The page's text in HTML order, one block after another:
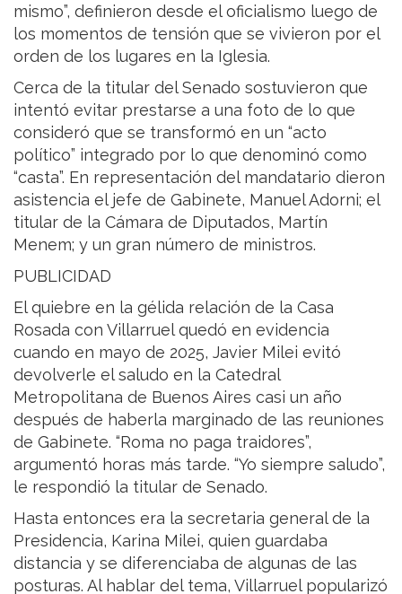
mismo”, definieron desde el oficialismo luego de
los momentos de tensión que se vivieron por el
orden de los lugares en la Iglesia.
Cerca de la titular del Senado sostuvieron que
intentó evitar prestarse a una foto de lo que
consideró que se transformó en un “acto
político” integrado por lo que denominó como
“casta”. En representación del mandatario dieron
asistencia el jefe de Gabinete, Manuel Adorni; el
titular de la Cámara de Diputados, Martín
Menem; y un gran número de ministros.
PUBLICIDAD
El quiebre en la gélida relación de la Casa
Rosada con Villarruel quedó en evidencia
cuando en mayo de 2025, Javier Milei evitó
devolverle el saludo en la Catedral
Metropolitana de Buenos Aires casi un año
después de haberla marginado de las reuniones
de Gabinete. “Roma no paga traidores”,
argumentó horas más tarde. “Yo siempre saludo”,
le respondió la titular de Senado.
Hasta entonces era la secretaria general de la
Presidencia, Karina Milei, quien guardaba
distancia y se diferenciaba de algunas de las
posturas. Al hablar del tema, Villarruel popularizó